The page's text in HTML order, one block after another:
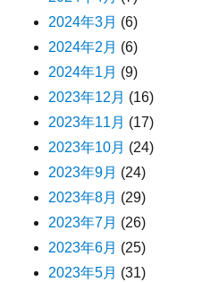
2024年3月 (6)
2024年2月 (6)
2024年1月 (9)
2023年12月 (16)
2023年11月 (17)
2023年10月 (24)
2023年9月 (24)
2023年8月 (29)
2023年7月 (26)
2023年6月 (25)
2023年5月 (31)